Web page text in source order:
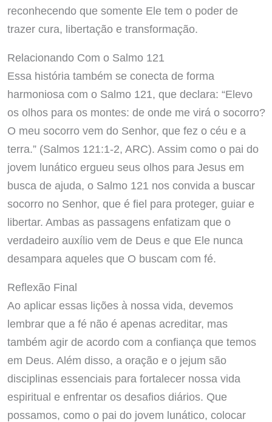
reconhecendo que somente Ele tem o poder de
trazer cura, libertação e transformação.
Relacionando Com o Salmo 121
Essa história também se conecta de forma
harmoniosa com o Salmo 121, que declara: “Elevo
os olhos para os montes: de onde me virá o socorro?
O meu socorro vem do Senhor, que fez o céu e a
terra.” (Salmos 121:1-2, ARC). Assim como o pai do
jovem lunático ergueu seus olhos para Jesus em
busca de ajuda, o Salmo 121 nos convida a buscar
socorro no Senhor, que é fiel para proteger, guiar e
libertar. Ambas as passagens enfatizam que o
verdadeiro auxílio vem de Deus e que Ele nunca
desampara aqueles que O buscam com fé.
Reflexão Final
Ao aplicar essas lições à nossa vida, devemos
lembrar que a fé não é apenas acreditar, mas
também agir de acordo com a confiança que temos
em Deus. Além disso, a oração e o jejum são
disciplinas essenciais para fortalecer nossa vida
espiritual e enfrentar os desafios diários. Que
possamos, como o pai do jovem lunático, colocar